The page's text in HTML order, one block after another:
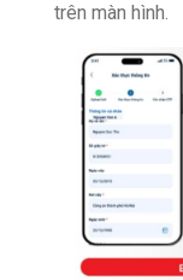
trên màn hình.